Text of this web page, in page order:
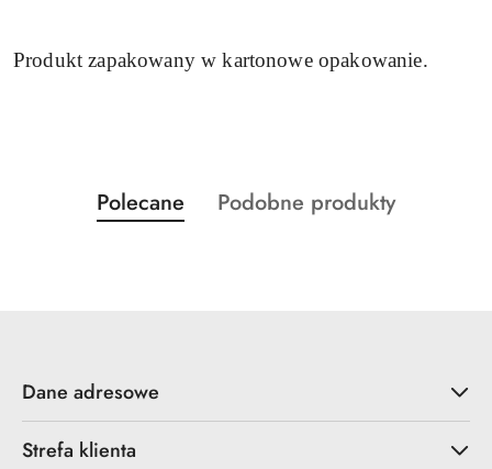
Produkt zapakowany w kartonowe opakowanie.
Pomiń karuzelę produktów
Produkty
o
Polecane
Produkty
Podobne produkty
Dane adresowe
Strefa klienta